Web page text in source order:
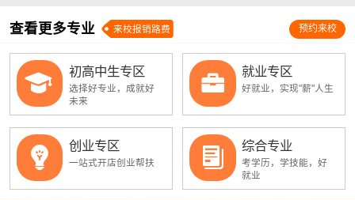
查看更多专业 来校报销路费 预约来校
初高中生专区
选择好专业，成就好
未来
就业专区
好就业，实现"薪"人生
创业专区
一站式开店创业帮扶
综合专业
考学历，学技能，好
就业